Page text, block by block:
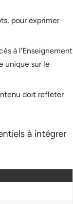
pour exprimer
à l’Enseignement
unique sur le
doit refléter
à intégrer